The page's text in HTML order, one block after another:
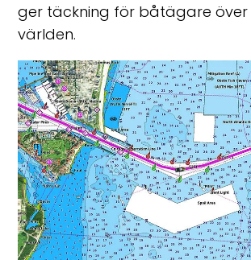
ger täckning för båtägare över
världen.